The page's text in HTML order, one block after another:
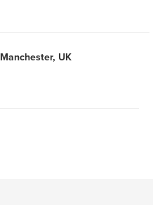
Manchester, UK